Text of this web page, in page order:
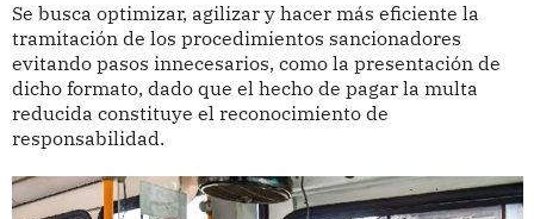
Se busca optimizar, agilizar y hacer más eficiente la
tramitación de los procedimientos sancionadores
evitando pasos innecesarios, como la presentación de
dicho formato, dado que el hecho de pagar la multa
reducida constituye el reconocimiento de
responsabilidad.